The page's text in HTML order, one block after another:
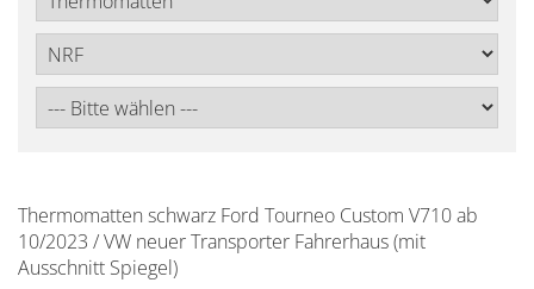
Thermomatten schwarz Ford Tourneo Custom V710 ab
10/2023 / VW neuer Transporter Fahrerhaus (mit
Ausschnitt Spiegel)